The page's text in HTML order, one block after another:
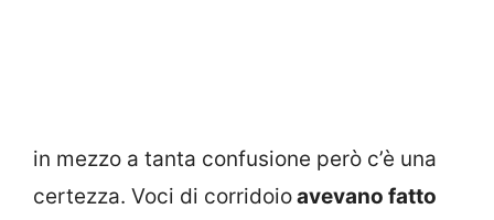
in mezzo a tanta confusione però c’è una
certezza. Voci di corridoioavevano fatto